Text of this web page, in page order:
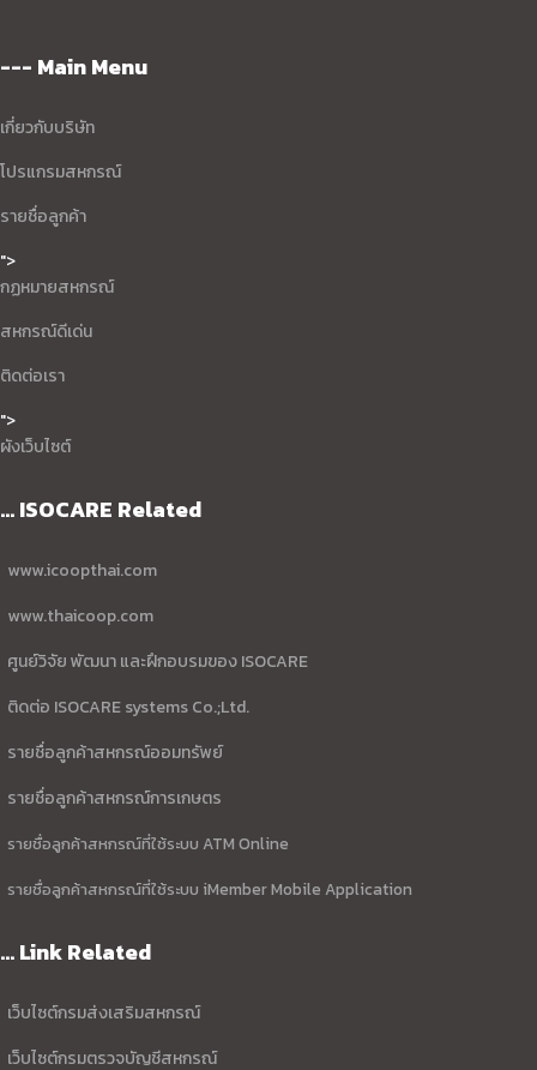
--- Main Menu
เกี่ยวกับบริษัท
โปรแกรมสหกรณ์
รายชื่อลูกค้า
">
กฏหมายสหกรณ์
สหกรณ์ดีเด่น
ติดต่อเรา
">
ผังเว็บไซต์
... ISOCARE Related
www.icoopthai.com
www.thaicoop.com
ศูนย์วิจัย พัฒนา และฝึกอบรมของ ISOCARE
ติดต่อ ISOCARE systems Co.;Ltd.
รายชื่อลูกค้าสหกรณ์ออมทรัพย์
รายชื่อลูกค้าสหกรณ์การเกษตร
รายชื่อลูกค้าสหกรณ์ที่ใช้ระบบ ATM Online
รายชื่อลูกค้าสหกรณ์ที่ใช้ระบบ iMember Mobile Application
... Link Related
เว็บไซต์กรมส่งเสริมสหกรณ์
เว็บไซต์กรมตรวจบัญชีสหกรณ์